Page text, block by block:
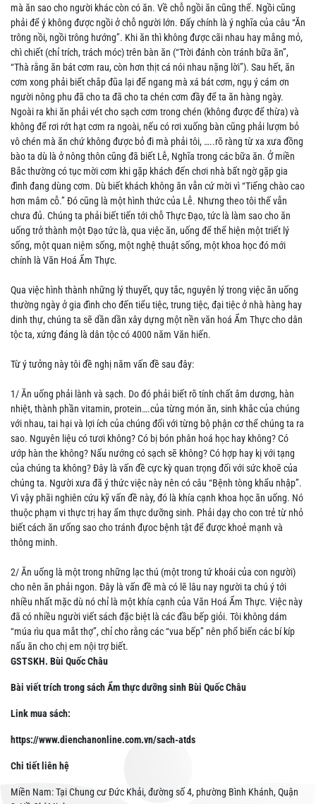
mà ăn sao cho người khác còn có ăn. Về chỗ ngồi ăn cũng thế. Ngồi cũng
phải để ý không được ngồi ở chỗ người lớn. Đấy chính là ý nghĩa của câu “Ăn
trông nồi, ngồi trông hướng”. Khi ăn thì không được cãi nhau hay mắng mỏ,
chì chiết (chỉ trích, trách móc) trên bàn ăn (“Trời đánh còn tránh bữa ăn”,
“Thà rằng ăn bát cơm rau, còn hơn thịt cá nói nhau nặng lời”). Sau hết, ăn
cơm xong phải biết chắp đũa lại để ngang mà xá bát cơm, ngụ ý cám ơn
người nông phu đã cho ta đã cho ta chén cơm đầy để ta ăn hàng ngày.
Ngoài ra khi ăn phải vét cho sạch cơm trong chén (không được để thừa) và
không để rơi rớt hạt cơm ra ngoài, nếu có rơi xuống bàn cũng phải lượm bỏ
vô chén mà ăn chứ không được bỏ đi mà phải tôi, …..rõ ràng từ xa xưa đồng
bào ta dù là ở nông thôn cũng đã biết Lễ, Nghĩa trong các bữa ăn. Ở miền
Bắc thường có tục mời cơm khi gặp khách đến chơi nhà bất ngờ gặp gia
đình đang dùng cơm. Dù biết khách không ăn vẫn cứ mời vì “Tiếng chào cao
hơn mâm cỗ.” Đó cũng là một hình thức của Lễ. Nhưng theo tôi thế vẫn
chưa đủ. Chúng ta phải biết tiến tới chỗ Thực Đạo, tức là làm sao cho ăn
uống trở thành một Đạo tức là, qua việc ăn, uống để thể hiện một triết lý
sống, một quan niệm sống, một nghệ thuật sống, một khoa học đó mới
chính là Văn Hoá Ẩm Thực.
Qua việc hình thành những lý thuyết, quy tắc, nguyên lý trong việc ăn uống
thường ngày ở gia đình cho đến tiểu tiệc, trung tiệc, đại tiệc ở nhà hàng hay
dinh thự, chúng ta sẽ dần dần xây dựng một nền văn hoá Ẩm Thực cho dân
tộc ta, xứng đáng là dân tộc có 4000 năm Văn hiến.
Từ ý tưởng này tôi đề nghị năm vấn đề sau đây:
1/ Ăn uống phải lành và sạch. Do đó phải biết rõ tính chất âm dương, hàn
nhiệt, thành phần vitamin, protein….của từng món ăn, sinh khắc của chúng
với nhau, tai hại và lợi ích của chúng đối với từng bộ phận cơ thể chúng ta ra
sao. Nguyên liệu có tươi không? Có bị bón phân hoá học hay không? Có
ướp hàn the không? Nấu nướng có sạch sẽ không? Có hợp hay kị với tạng
của chúng ta không? Đây là vấn đề cực kỳ quan trọng đối với sức khoẽ của
chúng ta. Người xưa đã ý thức việc này nên có câu “Bệnh tòng khẩu nhập”.
Vì vậy phãi nghiên cứu kỹ vấn đề này, đó là khía cạnh khoa học ăn uống. Nó
thuộc phạm vi thực trị hay ẩm thực dưỡng sinh. Phải dạy cho con trẻ từ nhỏ
biết cách ăn ưống sao cho tránh đựoc bệnh tật để được khoẻ mạnh và
thông minh.
2/ Ăn uống là một trong những lạc thú (một trong tứ khoái của con người)
cho nên ăn phải ngon. Đây là vấn đề mà có lẽ lâu nay người ta chú ý tới
nhiều nhất mặc dù nó chỉ là một khía cạnh của Văn Hoá Ẩm Thực. Việc này
đã có nhiều người viết sách đặc biệt là các đầu bếp giỏi. Tôi không dám
“múa rìu qua mắt thợ”, chỉ cho rằng các “vua bếp” nên phổ biến các bí kíp
nấu ăn cho chị em nội trợ biết.
GSTSKH. Bùi Quốc Châu
Bài viết trích trong sách Ẩm thực dưỡng sinh Bùi Quốc Châu
Link mua sách:
https://www.dienchanonline.com.vn/sach-atds
Chi tiết liên hệ
Miền Nam: Tại Chung cư Đức Khải, đường số 4, phường Bình Khánh, Quận